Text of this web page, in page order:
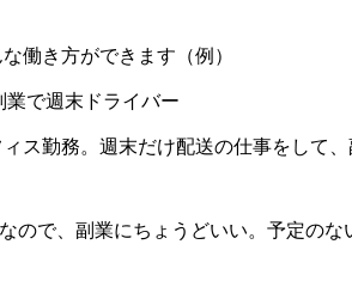
働き方ができます（例）
業で週末ドライバー
ス勤務。週末だけ配送の仕事をして、
なので、副業にちょうどいい。予定の